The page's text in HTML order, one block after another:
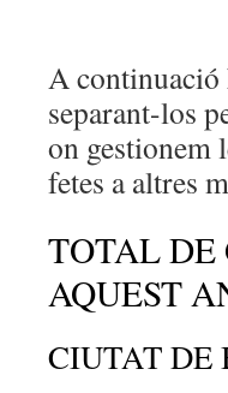
A continuació
separant-los
on gestionem
fetes a altres
TOTAL DE
AQUEST
CIUTAT DE